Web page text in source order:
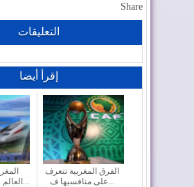
Share
التعليقات
إقرأ أيضا
العالم في جذب الاست...
الفرق المغربية تتعرف